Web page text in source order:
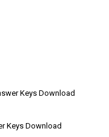
Keys Download
Keys Download